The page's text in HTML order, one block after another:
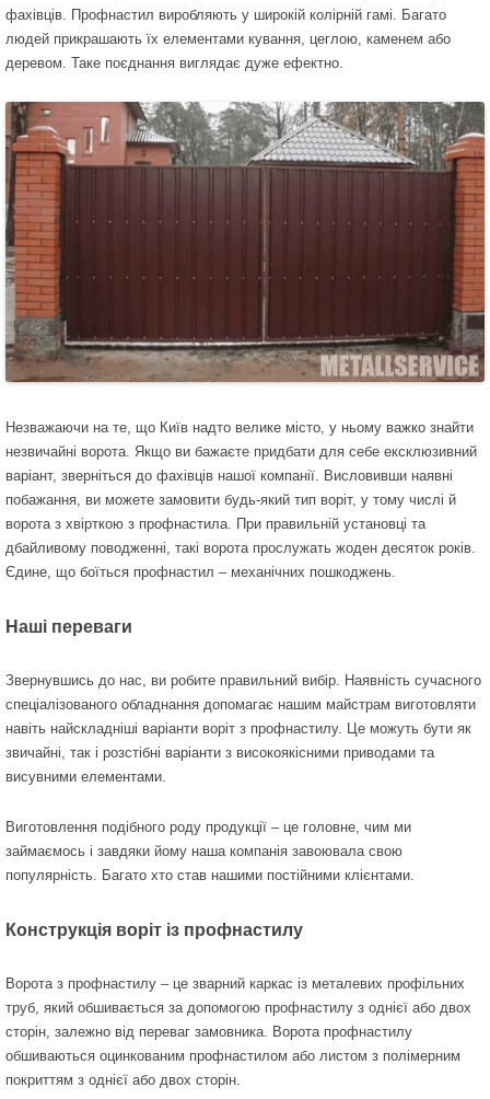
фахівців. Профнастил виробляють у широкій колірній гамі. Багато
людей прикрашають їх елементами кування, цеглою, каменем або
деревом. Таке поєднання виглядає дуже ефектно.
Незважаючи на те, що Київ надто велике місто, у ньому важко знайти
незвичайні ворота. Якщо ви бажаєте придбати для себе ексклюзивний
варіант, зверніться до фахівців нашої компанії. Висловивши наявні
побажання, ви можете замовити будь-який тип воріт, у тому числі й
ворота з хвірткою з профнастила. При правильній установці та
дбайливому поводженні, такі ворота прослужать жоден десяток років.
Єдине, що боїться профнастил – механічних пошкоджень.
Наші переваги
Звернувшись до нас, ви робите правильний вибір. Наявність сучасного
спеціалізованого обладнання допомагає нашим майстрам виготовляти
навіть найскладніші варіанти воріт з профнастилу. Це можуть бути як
звичайні, так і розстібні варіанти з високоякісними приводами та
висувними елементами.
Виготовлення подібного роду продукції – це головне, чим ми
займаємось і завдяки йому наша компанія завоювала свою
популярність. Багато хто став нашими постійними клієнтами.
Конструкція воріт із профнастилу
Ворота з профнастилу – це зварний каркас із металевих профільних
труб, який обшивається за допомогою профнастилу з однієї або двох
сторін, залежно від переваг замовника. Ворота профнастилу
обшиваються оцинкованим профнастилом або листом з полімерним
покриттям з однієї або двох сторін.